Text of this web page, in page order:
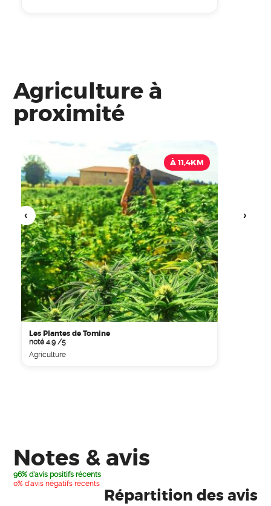
Agriculture à
proximité
À 11,4KM
Les Plantes de Tomine
noté 4.9 /5
Agriculture
Notes & avis
96% d'avis positifs récents
0% d'avis négatifs récents
Répartition des avis